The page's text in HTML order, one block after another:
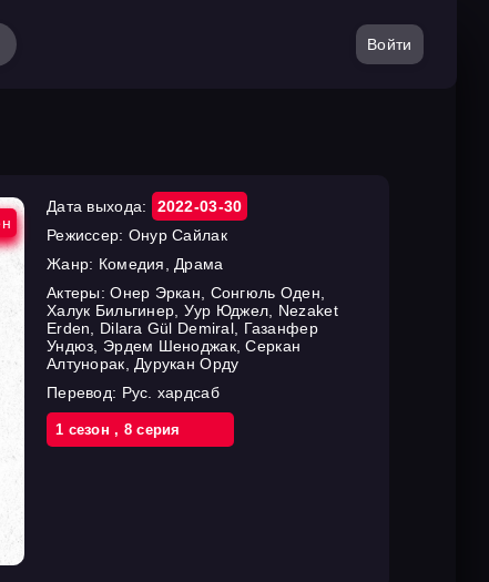
Войти
Дата выхода:
2022-03-30
Режиссер: Онур Сайлак
Жанр: Комедия, Драма
Актеры:Онер Эркан, Сонгюль Оден,
Халук Бильгинер, Уур Юджел, Nezaket
Erden, Dilara Gül Demiral, Газанфер
Ундюз, Эрдем Шеноджак, Серкан
Алтунорак, Дурукан Орду
Перевод: Рус. хардсаб
1 cезон, 8 cерия